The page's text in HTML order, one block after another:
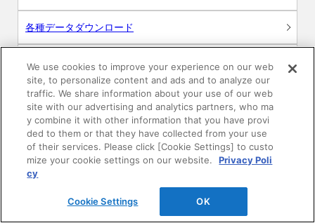
各種データダウンロード
WEB見積・各種シミュレーション
交換用部品の購入
修理・点検
お問い合わせ
We use cookies to improve your experience on our web
site, to personalize content and ads and to analyze our
traffic. We share information about your use of our web
site with our advertising and analytics partners, who ma
y combine it with other information that you have provi
ded to them or that they have collected from your use
of their services. Please click [Cookie Settings] to custo
mize your cookie settings on our website.
Privacy Poli
cy
Cookie Settings OK